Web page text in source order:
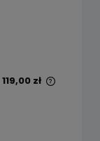
119,00 zł